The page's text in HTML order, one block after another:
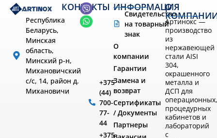
Республика
Беларусь,
Минская
область,
Минский р-н,
Михановичский
с/с, 14, район д.
Михановичи
КОНТАКТЫ
+375
(44)
700-
77-
44
+375
ИНФОРМАЦИЯ
Свидетельство
на товарный
знак
О
компании
Гарантии
Замена и
возврат
Сертификаты
/ Документы
Партнеры
О
Артинокс —
производство
из
нержавеющей
стали AISI
304,
окрашенного
металла и
ДСП для
операционных,
процедурных
кабинетов и
лабораторий
с